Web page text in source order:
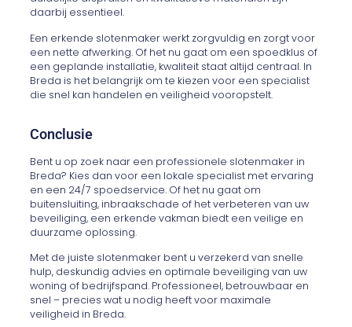
daarbij essentieel.
Een erkende slotenmaker werkt zorgvuldig en zorgt voor
een nette afwerking. Of het nu gaat om een spoedklus of
een geplande installatie, kwaliteit staat altijd centraal. In
Breda is het belangrijk om te kiezen voor een specialist
die snel kan handelen en veiligheid vooropstelt.
Conclusie
Bent u op zoek naar een professionele slotenmaker in
Breda? Kies dan voor een lokale specialist met ervaring
en een 24/7 spoedservice. Of het nu gaat om
buitensluiting, inbraakschade of het verbeteren van uw
beveiliging, een erkende vakman biedt een veilige en
duurzame oplossing.
Met de juiste slotenmaker bent u verzekerd van snelle
hulp, deskundig advies en optimale beveiliging van uw
woning of bedrijfspand. Professioneel, betrouwbaar en
snel – precies wat u nodig heeft voor maximale
veiligheid in Breda.